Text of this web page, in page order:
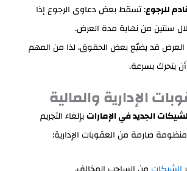
للرجوع: تسقط بعض دعاوى الرجوع إذا
سنتين من نهاية مدة العرض.
العرض قد يضيّع بعض الحقوق، لذا من المهم
يتحرك بسرعة.
الإدارية والمالية
الجديد في الإماراتبإلغاء التجريم
صارمة من العقوبات الإدارية: